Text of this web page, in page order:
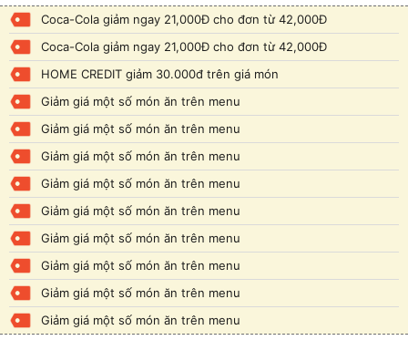
Coca-Cola giảm ngay 21,000Đ cho đơn từ 42,000Đ
Coca-Cola giảm ngay 21,000Đ cho đơn từ 42,000Đ
HOME CREDIT giảm 30.000đ trên giá món
Giảm giá một số món ăn trên menu
Giảm giá một số món ăn trên menu
Giảm giá một số món ăn trên menu
Giảm giá một số món ăn trên menu
Giảm giá một số món ăn trên menu
Giảm giá một số món ăn trên menu
Giảm giá một số món ăn trên menu
Giảm giá một số món ăn trên menu
Giảm giá một số món ăn trên menu